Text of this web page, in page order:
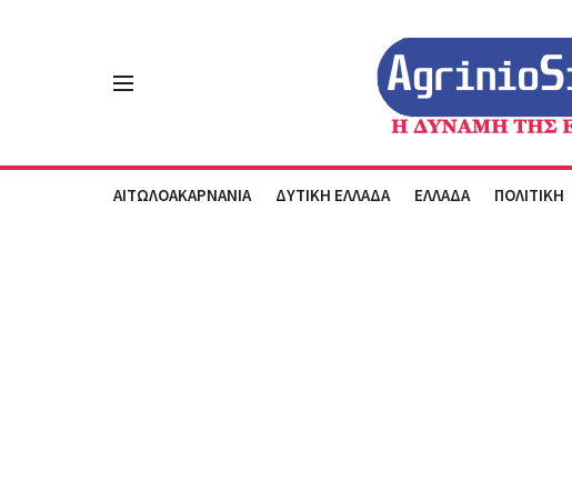
ΑΙΤΩΛΟΑΚΑΡΝΑΝΙΑ ΔΥΤΙΚΗ ΕΛΛΑΔΑ ΕΛΛΑΔΑ ΠΟΛΙΤΙΚΗ